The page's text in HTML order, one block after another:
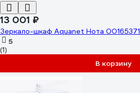
13 001 ₽
Зеркало-шкаф Aquanet Нота 00165371
5
(1)
В корзину